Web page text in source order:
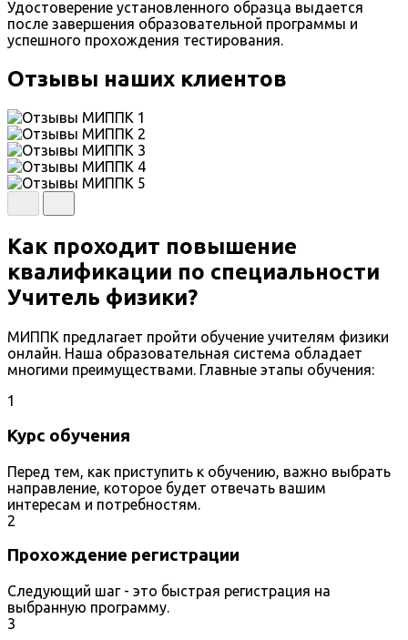
Удостоверение установленного образца выдается
после завершения образовательной программы и
успешного прохождения тестирования.
Отзывы наших клиентов
Как проходит повышение
квалификации по специальности
Учитель физики?
МИППК предлагает пройти обучение учителям физики
онлайн. Наша образовательная система обладает
многими преимуществами. Главные этапы обучения:
1
Курс обучения
Перед тем, как приступить к обучению, важно выбрать
направление, которое будет отвечать вашим
интересам и потребностям.
2
Прохождение регистрации
Следующий шаг - это быстрая регистрация на
выбранную программу.
3